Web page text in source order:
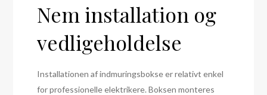
Nem installation og
vedligeholdelse
Installationen af indmuringsbokse er relativt enkel
for professionelle elektrikere. Boksen monteres